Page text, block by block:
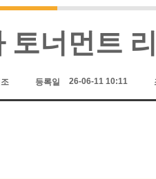
토너먼트
등록일 26-06-11 10:11